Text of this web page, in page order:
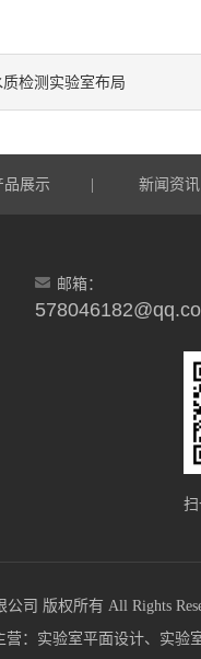
质检测实验室布局
品展示 新闻资讯
邮箱：
司 版权所有 All Rights
：实验室平面设计、实